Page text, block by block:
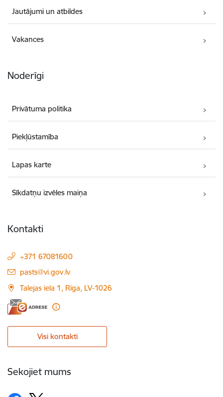
Jautājumi un atbildes
Vakances
Noderīgi
Privātuma politika
Piekļūstamība
Lapas karte
Sīkdatņu izvēles maiņa
Kontakti
+371 67081600
E-pasts:
pasts@vi.gov.lv
Talejas iela 1, Rīga, LV-1026
Visi kontakti
Sekojiet mums